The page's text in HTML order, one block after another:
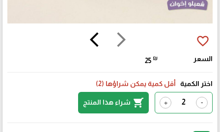
arrow_forward_ios
arrow_back_ios favorite_border
السعر 25 ₪
اختر الكمية أقل كمية يمكن شراؤها (2)
-
+
shopping_cart شراء هذا المنتج